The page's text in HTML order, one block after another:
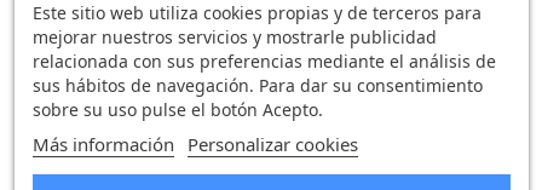
IPad Pro 13 M5 Wi‑Fi 2TB...
2.775,33 € 2.359,94 €
0 opinión
Este sitio web utiliza cookies propias y de terceros para
mejorar nuestros servicios y mostrarle publicidad
relacionada con sus preferencias mediante el análisis de
sus hábitos de navegación. Para dar su consentimiento
sobre su uso pulse el botón Acepto.
Más información Personalizar cookies